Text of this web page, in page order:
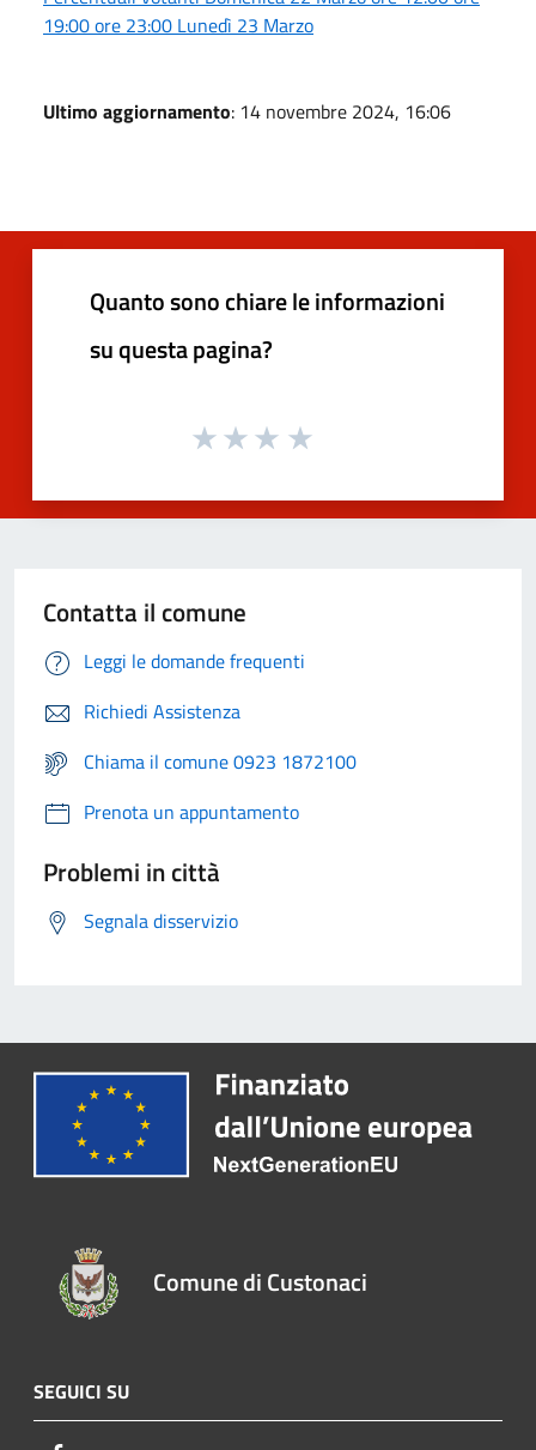
19:00 ore 23:00 Lunedì 23 Marzo
Ultimo aggiornamento: 14 novembre 2024, 16:06
Quanto sono chiare le informazioni
su questa pagina?
Contatta il comune
Leggi le domande frequenti
Richiedi Assistenza
Chiama il comune 0923 1872100
Prenota un appuntamento
Problemi in città
Segnala disservizio
Comune di Custonaci
SEGUICI SU